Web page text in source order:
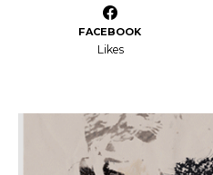
FACEBOOK
Likes